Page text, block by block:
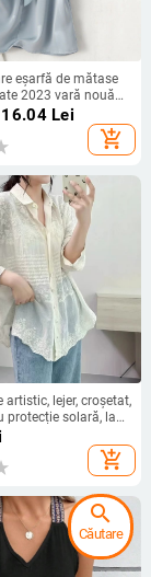
eșarfă de mătase
2023 vară nouă
versatilă, slăbire,
cămașă cu mânecă
Lei
add_shopping_cart
artistic, lejer, croșetat,
protecție solară, la
subțire, top la modă
add_shopping_cart
search
Căutare